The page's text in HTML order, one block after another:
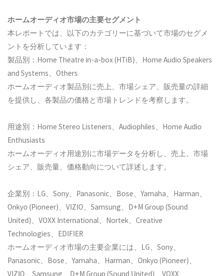
ホームオーディオ市場の主要セグメント
本レポートでは、以下のカテゴリーに基づいて市場のセグメ
ントを分析しています：
製品別：Home Theatre in-a-box (HTiB)、Home Audio Speakers
and Systems、Others
ホームオーディオ製品別に売上、市場シェア、販売量の詳細
を提供し、各製品の価格と市場トレンドを考察します。
用途別：Home Stereo Listeners、Audiophiles、Home Audio
Enthusiasts
ホームオーディオ用途別に市場データを分析し、売上、市場
シェア、販売量、価格動向について詳述します。
企業別：LG、Sony、Panasonic、Bose、Yamaha、Harman、
Onkyo (Pioneer)、VIZIO、Samsung、D+M Group (Sound
United)、VOXX International、Nortek、Creative
Technologies、EDIFIER
ホームオーディオ市場の主要企業には、LG、Sony、
Panasonic、Bose、Yamaha、Harman、Onkyo (Pioneer)、
VIZIO、Samsung、D+M Group (Sound United)、VOXX